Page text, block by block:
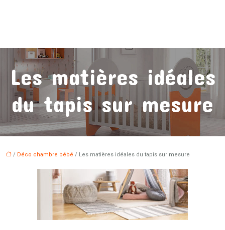
Les matières idéales
du tapis sur mesure
/ Déco chambre bébé / Les matières idéales du tapis sur mesure